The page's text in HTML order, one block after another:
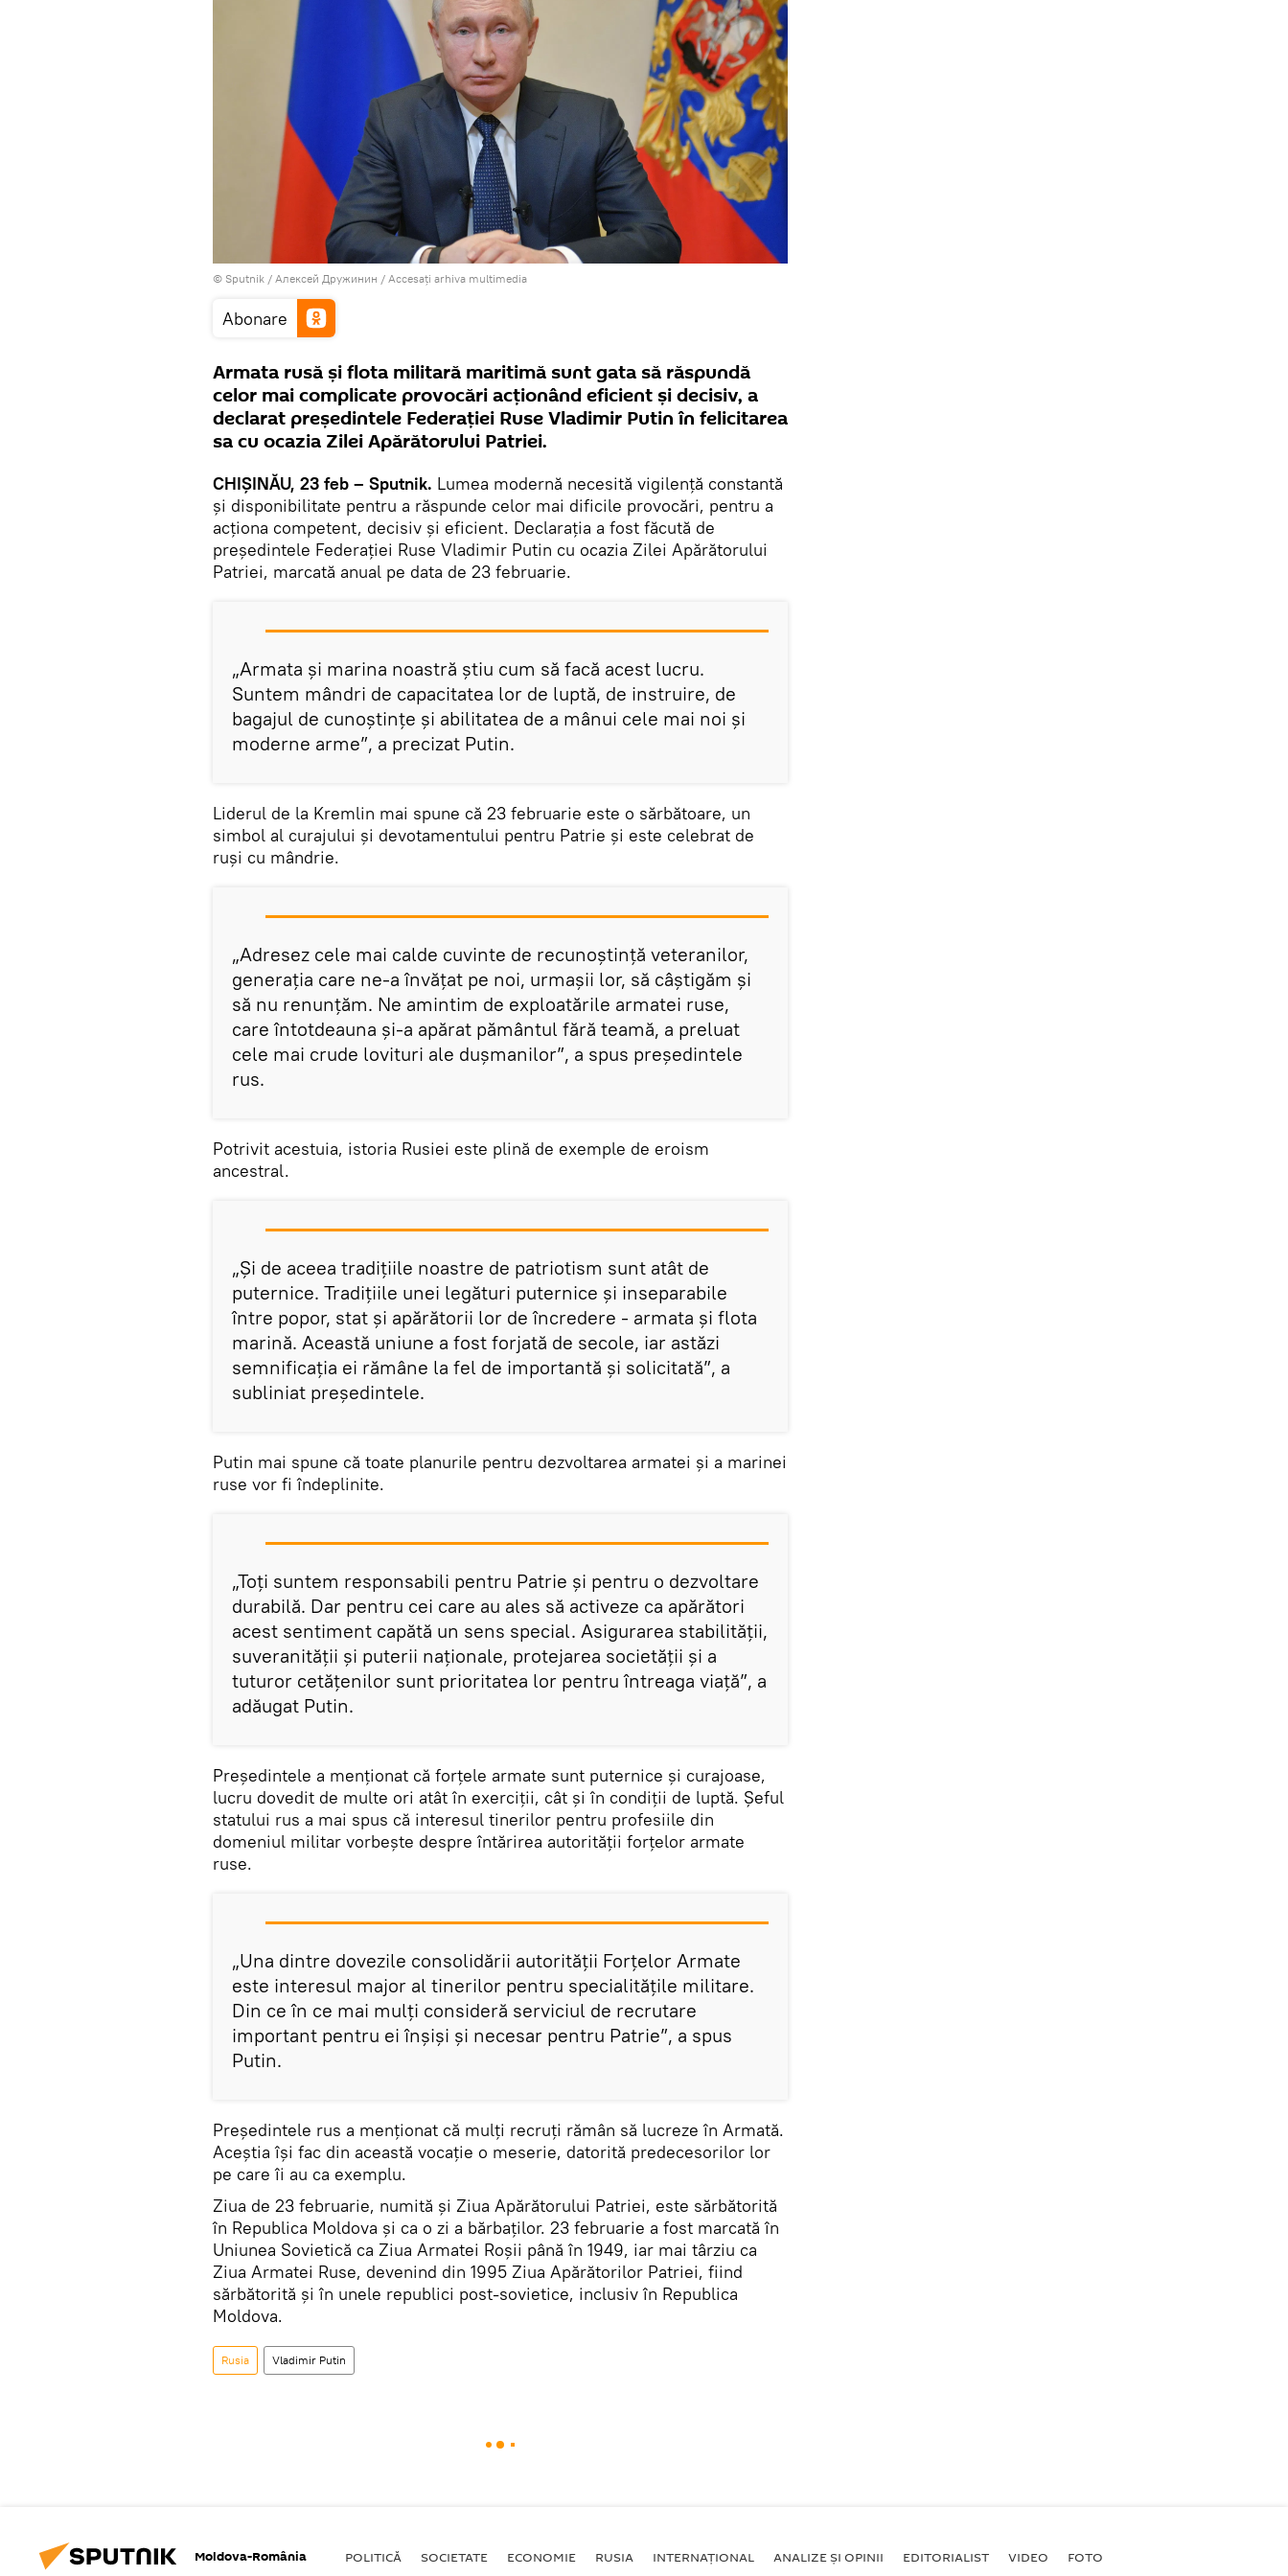
© Sputnik / Алексей Дружинин / Accesați arhiva multimedia
Abonare
Armata rusă și flota militară maritimă sunt gata să răspundă
celor mai complicate provocări acționând eficient și decisiv, a
declarat președintele Federației Ruse Vladimir Putin în felicitarea
sa cu ocazia Zilei Apărătorului Patriei.
CHIȘINĂU, 23 feb – Sputnik. Lumea modernă necesită vigilență constantă
și disponibilitate pentru a răspunde celor mai dificile provocări, pentru a
acționa competent, decisiv și eficient. Declarația a fost făcută de
președintele Federației Ruse Vladimir Putin cu ocazia Zilei Apărătorului
Patriei, marcată anual pe data de 23 februarie.
„Armata și marina noastră știu cum să facă acest lucru.
Suntem mândri de capacitatea lor de luptă, de instruire, de
bagajul de cunoștințe și abilitatea de a mânui cele mai noi și
moderne arme”, a precizat Putin.
Liderul de la Kremlin mai spune că 23 februarie este o sărbătoare, un
simbol al curajului și devotamentului pentru Patrie și este celebrat de
ruși cu mândrie.
„Adresez cele mai calde cuvinte de recunoștință veteranilor,
generația care ne-a învățat pe noi, urmașii lor, să câștigăm și
să nu renunțăm. Ne amintim de exploatările armatei ruse,
care întotdeauna și-a apărat pământul fără teamă, a preluat
cele mai crude lovituri ale dușmanilor”, a spus președintele
rus.
Potrivit acestuia, istoria Rusiei este plină de exemple de eroism
ancestral.
„Și de aceea tradițiile noastre de patriotism sunt atât de
puternice. Tradițiile unei legături puternice și inseparabile
între popor, stat și apărătorii lor de încredere - armata și flota
marină. Această uniune a fost forjată de secole, iar astăzi
semnificația ei rămâne la fel de importantă și solicitată”, a
subliniat președintele.
Putin mai spune că toate planurile pentru dezvoltarea armatei și a marinei
ruse vor fi îndeplinite.
„Toți suntem responsabili pentru Patrie și pentru o dezvoltare
durabilă. Dar pentru cei care au ales să activeze ca apărători
acest sentiment capătă un sens special. Asigurarea stabilității,
suveranității și puterii naționale, protejarea societății și a
tuturor cetățenilor sunt prioritatea lor pentru întreaga viață”, a
adăugat Putin.
Președintele a menționat că forțele armate sunt puternice și curajoase,
lucru dovedit de multe ori atât în ​​exerciții, cât și în condiții de luptă. Șeful
statului rus a mai spus că interesul tinerilor pentru profesiile din
domeniul militar vorbește despre întărirea autorității forțelor armate
ruse.
„Una dintre dovezile consolidării autorității Forțelor Armate
este interesul major al tinerilor pentru specialitățile militare.
Din ce în ce mai mulți consideră serviciul de recrutare
important pentru ei înșiși și necesar pentru Patrie”, a spus
Putin.
Președintele rus a menționat că mulți recruți rămân să lucreze în Armată.
Aceștia își fac din această vocație o meserie, datorită predecesorilor lor
pe care îi au ca exemplu.
Ziua de 23 februarie, numită și Ziua Apărătorului Patriei, este sărbătorită
în Republica Moldova și ca o zi a bărbaților. 23 februarie a fost marcată în
Uniunea Sovietică ca Ziua Armatei Roşii până în 1949, iar mai târziu ca
Ziua Armatei Ruse, devenind din 1995 Ziua Apărătorilor Patriei, fiind
sărbătorită şi în unele republici post-sovietice, inclusiv în Republica
Moldova.
Rusia Vladimir Putin
Moldova-România POLITICĂ SOCIETATE ECONOMIE RUSIA INTERNAŢIONAL ANALIZE ȘI OPINII EDITORIALIST VIDEO FOTO